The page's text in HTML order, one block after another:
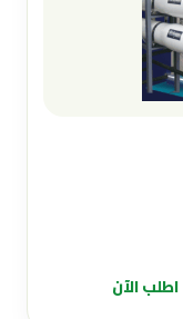
اطلب الآن